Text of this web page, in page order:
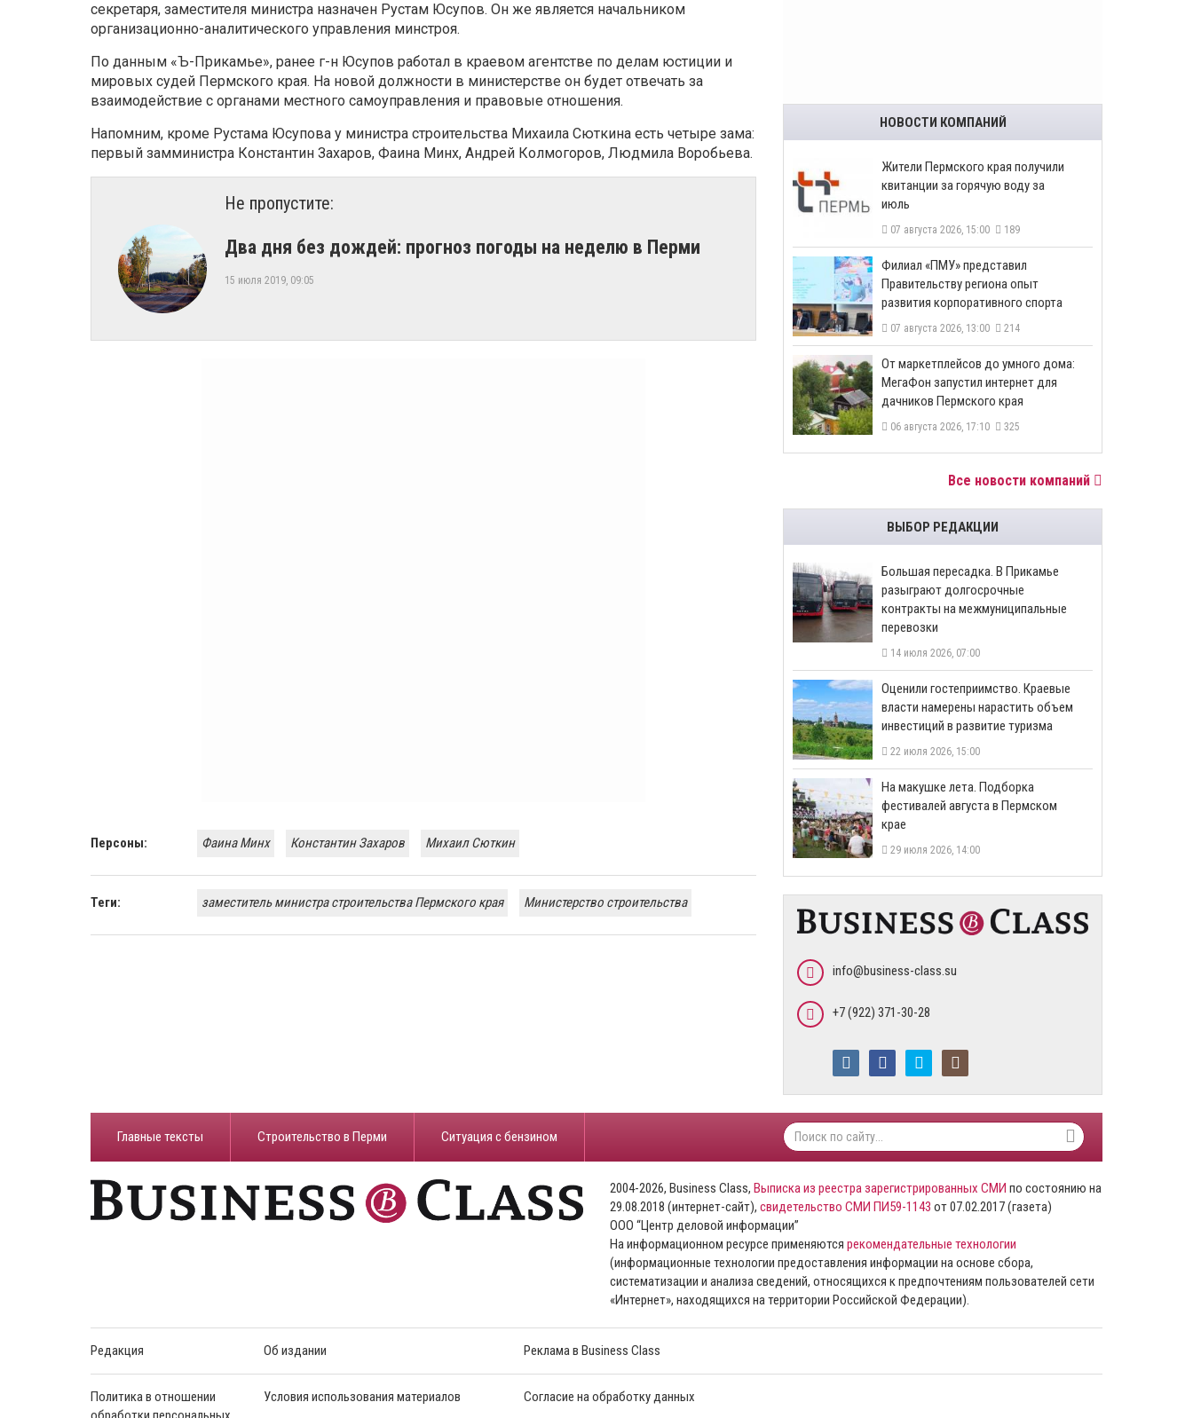
секретаря, заместителя министра назначен Рустам Юсупов. Он же является начальником
организационно-аналитического управления минстроя.
По данным «Ъ-Прикамье», ранее г-н Юсупов работал в краевом агентстве по делам юстиции и
мировых судей Пермского края. На новой должности в министерстве он будет отвечать за
взаимодействие с органами местного самоуправления и правовые отношения.
Напомним, кроме Рустама Юсупова у министра строительства Михаила Сюткина есть четыре зама:
первый замминистра Константин Захаров, Фаина Минх, Андрей Колмогоров, Людмила Воробьева.
Не пропустите:
Два дня без дождей: прогноз погоды на неделю в Перми
15 июля 2019, 09:05
Персоны: Фаина Минх Константин Захаров Михаил Сюткин
Теги: заместитель министра строительства Пермского края Министерство строительства
НОВОСТИ КОМПАНИЙ
​Жители Пермского края получили
квитанции за горячую воду за
июль
07 августа 2026, 15:00 189
​Филиал «ПМУ» представил
Правительству региона опыт
развития корпоративного спорта
07 августа 2026, 13:00 214
От маркетплейсов до умного дома:
МегаФон запустил интернет для
дачников Пермского края
06 августа 2026, 17:10 325
Все новости компаний
ВЫБОР РЕДАКЦИИ
Большая пересадка. В Прикамье
разыграют долгосрочные
контракты на межмуниципальные
перевозки
14 июля 2026, 07:00
Оценили гостеприимство. Краевые
власти намерены нарастить объем
инвестиций в развитие туризма
22 июля 2026, 15:00
На макушке лета. Подборка
фестивалей августа в Пермском
крае
29 июля 2026, 14:00
info@business-class.su
+7 (922) 371-30-28
Главные тексты Строительство в Перми ​Ситуация с бензином
2004-2026, Business Class, Выписка из реестра зарегистрированных СМИ по состоянию на
29.08.2018 (интернет-сайт), свидетельство СМИ ПИ59-1143 от 07.02.2017 (газета)
ООО “Центр деловой информации”
На информационном ресурсе применяются рекомендательные технологии
(информационные технологии предоставления информации на основе сбора,
систематизации и анализа сведений, относящихся к предпочтениям пользователей сети
«Интернет», находящихся на территории Российской Федерации).
Редакция Об издании Реклама в Business Class
Политика в отношении
Условия использования материалов Согласие на обработку данных